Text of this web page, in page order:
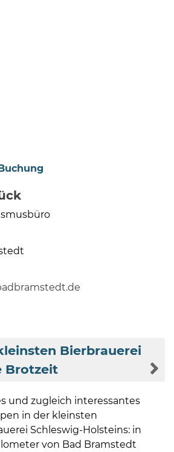
Bierbrauerei
Brotzeit
und zugleich interessantes
in der kleinsten
Schleswig-Holsteins: in
von Bad Bramstedt